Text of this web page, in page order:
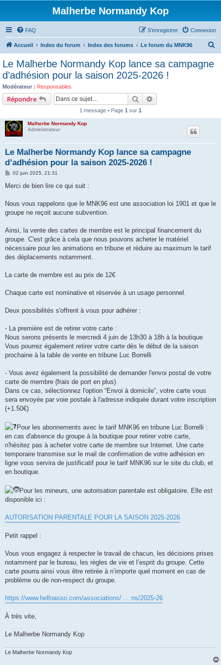
Malherbe Normandy Kop
FAQ Connexion
S’enregistrer
Accueil Index du forum Index des forums Le forum du MNK96
Le Malherbe Normandy Kop lance sa campagne
d’adhésion pour la saison 2025-2026 !
Modérateur : Responsables
Répondre Rechercher
1 message • Page 1 sur 1
Malherbe Normandy Kop
Administrateur
Le Malherbe Normandy Kop lance sa campagne
d’adhésion pour la saison 2025-2026 !
M
s
g
02 juin 2025, 21:31
Merci de bien lire ce qui suit :
Nous vous rappelons que le MNK96 est une association loi 1901 et que le
groupe ne reçoit aucune subvention.
Ainsi, la vente des cartes de membre est le principal financement du
groupe. C'est grâce à cela que nous pouvons acheter le matériel
nécessaire pour les animations en tribune et réduire au maximum le tarif
des déplacements notamment.
La carte de membre est au prix de 12€
Chaque carte est nominative et réservée à un usage personnel.
Deux possibilités s'offrent à vous pour adhérer :
- La première est de retirer votre carte :
Nous serons présents le mercredi 4 juin de 13h30 à 18h à la boutique
Vous pourrez également retirer votre carte dès le début de la saison
prochaine à la table de vente en tribune Luc Borrelli
- Vous avez également la possibilité de demander l'envoi postal de votre
carte de membre (frais de port en plus)
Dans ce cas, sélectionnez l'option “Envoi à domicile”, votre carte vous
sera envoyée par voie postale à l'adresse indiquée durant votre inscription
(+1.50€)
Pour les abonnements avec le tarif MNK96 en tribune Luc Borrelli :
en cas d'absence du groupe à la boutique pour retirer votre carte,
n'hésitez pas à acheter votre carte de membre sur Internet. Une carte
temporaire transmise sur le mail de confirmation de votre adhésion en
ligne vous servira de justificatif pour le tarif MNK96 sur le site du club, et
en boutique.
Pour les mineurs, une autorisation parentale est obligatoire. Elle est
disponible ici :
AUTORISATION PARENTALE POUR LA SAISON 2025-2026
Petit rappel :
Vous vous engagez à respecter le travail de chacun, les décisions prises
notamment par le bureau, les règles de vie et l’esprit du groupe. Cette
carte pourra ainsi vous être retirée à n’importe quel moment en cas de
problème ou de non-respect du groupe.
https://www.helloasso.com/associations/ ... ns/2025-26
À très vite,
Le Malherbe Normandy Kop
Le Malherbe Normandy Kop